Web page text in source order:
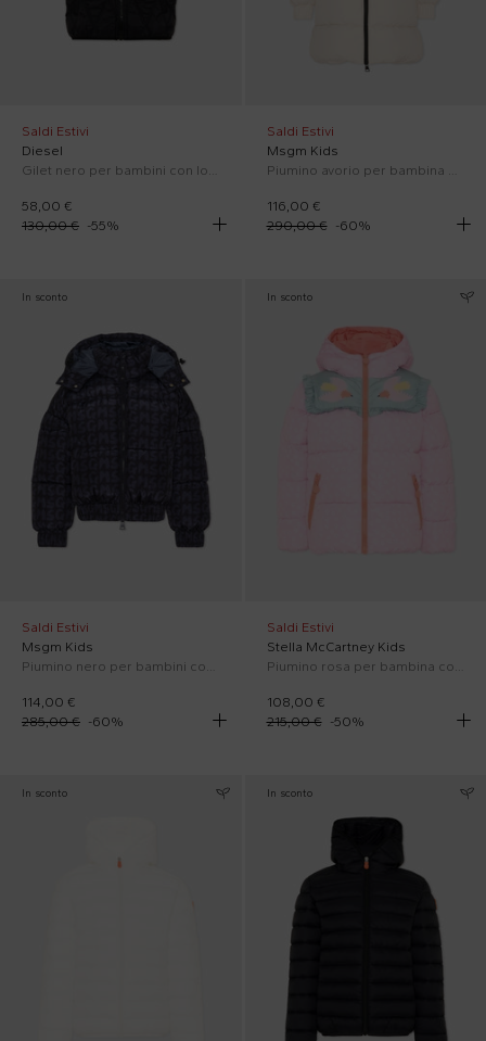
Saldi Estivi
Diesel
Gilet nero per bambini con logo
58,00 €
130,00 € -55%
Saldi Estivi
Msgm Kids
Piumino avorio per bambina con logo
116,00 €
290,00 €
-60%
In sconto
Saldi Estivi
Msgm Kids
114,00 €
285,00 € -60%
In sconto
Saldi Estivi
Stella McCartney Kids
108,00 €
215,00 €
-50%
In sconto In sconto